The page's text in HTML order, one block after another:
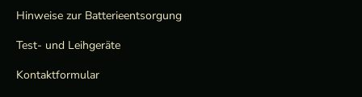
Hinweise zur Batterieentsorgung
Test- und Leihgeräte
Kontaktformular